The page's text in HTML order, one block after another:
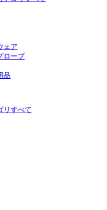
ェア
ローブ
品
リすべて